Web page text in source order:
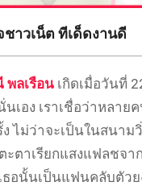
าวเน็ต ทีเด็ดงานดี
พลเรือน เกิดเมื่อวันที่
นเอง เราเชื่อว่าหล
ไม่ว่าจะเป็นในสนา
ะตาเรียกแสงแฟลชจ
อนั้นเป็นแฟนคลับตัว